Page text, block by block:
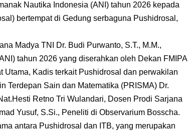
Nautika Indonesia (ANI) tahun 2026 kepada
bertempat di Gedung serbaguna Pushidrosal,
Madya TNI Dr. Budi Purwanto, S.T., M.M.,
tahun 2026 yang diserahkan oleh Dekan FMIPA
Utama, Kadis terkait Pushidrosal dan perwakilan
Terdepan Sain dan Matematika (PRISMA) Dr.
Retno Tri Wulandari, Dosen Prodi Sarjana
Yusuf, S.Si., Peneliti di Observarium Bosscha.
antara Pushidrosal dan ITB, yang merupakan